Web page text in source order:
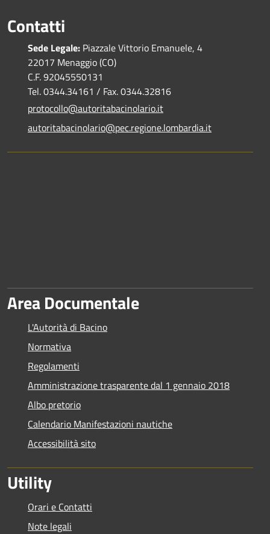
Contatti
Sede Legale: Piazzale Vittorio Emanuele, 4
22017 Menaggio (CO)
C.F. 92045550131
Tel. 0344.34161 / Fax. 0344.32816
protocollo@autoritabacinolario.it
autoritabacinolario@pec.regione.lombardia.it
Area Documentale
L'Autorità di Bacino
Normativa
Regolamenti
Amministrazione trasparente dal 1 gennaio 2018
Albo pretorio
Calendario Manifestazioni nautiche
Accessibilità sito
Utility
Orari e Contatti
Note legali